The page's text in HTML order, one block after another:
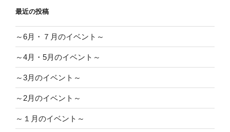
最近の投稿
～6月・７月のイベント～
～4月・5月のイベント～
～3月のイベント～
～2月のイベント～
～１月のイベント～